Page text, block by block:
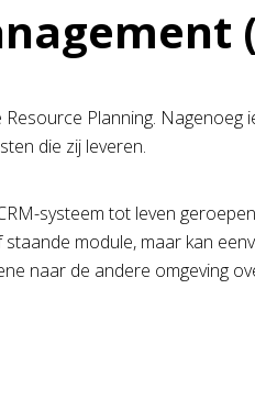
Planning.
die zij leveren.
systeem tot leven
module, maar kan
naar de andere omgeving